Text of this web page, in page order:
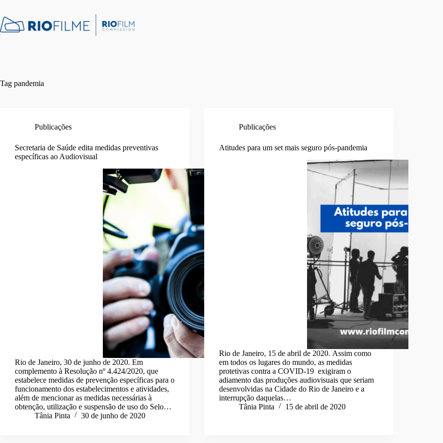
o
conteúdo
Tag pandemia
Publicações
Secretaria de Saúde edita medidas preventivas
específicas ao Audiovisual
Rio de Janeiro, 30 de junho de 2020. Em
complemento à Resolução nº 4.424/2020, que
estabelece medidas de prevenção específicas para o
funcionamento dos estabelecimentos e atividades,
além de mencionar as medidas necessárias à
obtenção, utilização e suspensão de uso do Selo…
Tânia Pinta
30 de junho de 2020
Publicações
Atitudes para um set mais seguro pós-pandemia
Rio de Janeiro, 15 de abril de 2020. Assim como
em todos os lugares do mundo, as medidas
protetivas contra a COVID-19 exigiram o
adiamento das produções audiovisuais que seriam
desenvolvidas na Cidade do Rio de Janeiro e a
interrupção daquelas…
Tânia Pinta
15 de abril de 2020